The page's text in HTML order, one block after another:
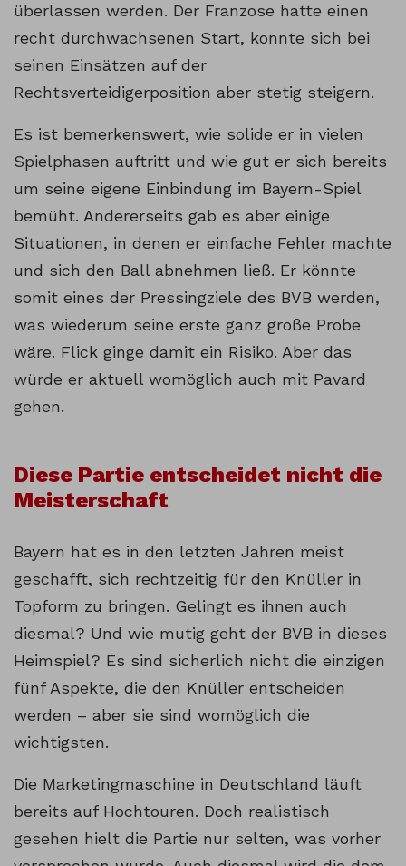
überlassen werden. Der Franzose hatte einen
recht durchwachsenen Start, konnte sich bei
seinen Einsätzen auf der
Rechtsverteidigerposition aber stetig steigern.
Es ist bemerkenswert, wie solide er in vielen
Spielphasen auftritt und wie gut er sich bereits
um seine eigene Einbindung im Bayern-Spiel
bemüht. Andererseits gab es aber einige
Situationen, in denen er einfache Fehler machte
und sich den Ball abnehmen ließ. Er könnte
somit eines der Pressingziele des BVB werden,
was wiederum seine erste ganz große Probe
wäre. Flick ginge damit ein Risiko. Aber das
würde er aktuell womöglich auch mit Pavard
gehen.
Diese Partie entscheidet nicht die
Meisterschaft
Bayern hat es in den letzten Jahren meist
geschafft, sich rechtzeitig für den Knüller in
Topform zu bringen. Gelingt es ihnen auch
diesmal? Und wie mutig geht der BVB in dieses
Heimspiel? Es sind sicherlich nicht die einzigen
fünf Aspekte, die den Knüller entscheiden
werden – aber sie sind womöglich die
wichtigsten.
Die Marketingmaschine in Deutschland läuft
bereits auf Hochtouren. Doch realistisch
gesehen hielt die Partie nur selten, was vorher